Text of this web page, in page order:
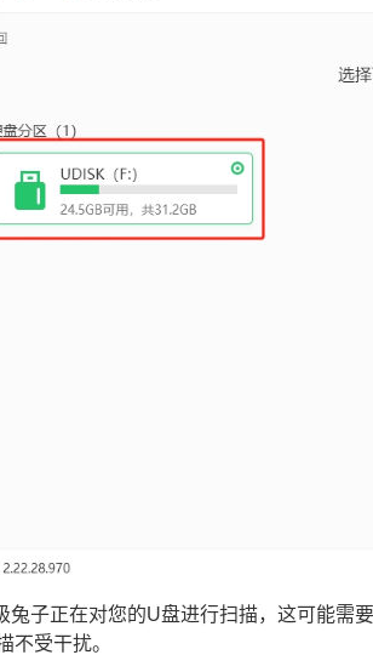
兔子正在对您的U盘进行扫描，这可能需
不受干扰。